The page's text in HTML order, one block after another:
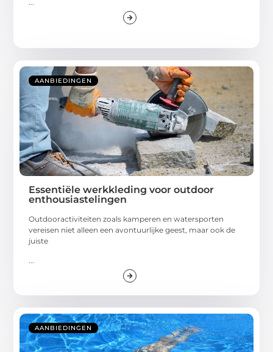
AANBIEDINGEN
Essentiële werkkleding voor outdoor
enthousiastelingen
Outdooractiviteiten zoals kamperen en watersporten
vereisen niet alleen een avontuurlijke geest, maar ook de
juiste
AANBIEDINGEN